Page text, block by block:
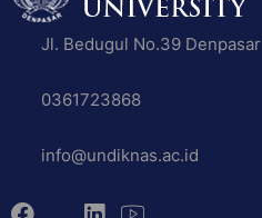
Jl. Bedugul No.39 Denpasar
0361723868
info@undiknas.ac.id